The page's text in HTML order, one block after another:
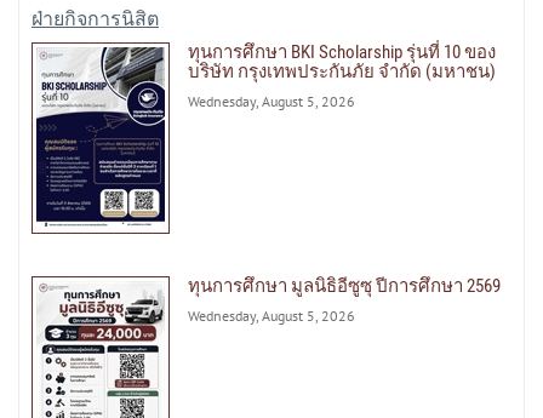
ฝ่ายกิจการนิสิต
ทุนการศึกษา BKI Scholarship รุ่นที่ 10 ของ
บริษัท กรุงเทพประกันภัย จำกัด (มหาชน)
Wednesday, August 5, 2026
ทุนการศึกษา มูลนิธิอีซูซุ ปีการศึกษา 2569
Wednesday, August 5, 2026